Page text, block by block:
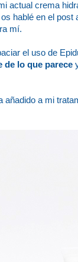
actual crema
hablé en el
mí.
el uso de
de lo que parece
a mi